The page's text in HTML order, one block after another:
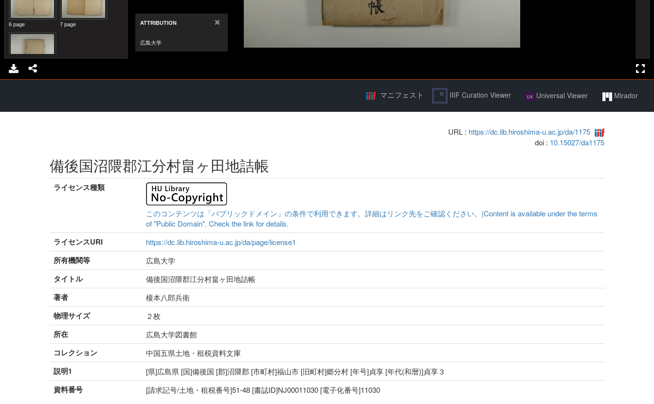
マニフェスト IIIF Curation Viewer Universal Viewer Mirador
URL : https://dc.lib.hiroshima-u.ac.jp/da/1175
doi : 10.15027/da1175
備後国沼隈郡江分村畠ヶ田地詰帳
ライセンス種類
このコンテンツは「パブリックドメイン」の条件で利用できます。詳細はリンク先をご確認ください。|Content is available under the terms
of "Public Domain". Check the link for details.
ライセンスURI https://dc.lib.hiroshima-u.ac.jp/da/page/license1
所有機関等 広島大学
タイトル 備後国沼隈郡江分村畠ヶ田地詰帳
著者 榎本八郎兵衛
物理サイズ ２枚
所在 広島大学図書館
コレクション 中国五県土地・租税資料文庫
説明1 [県]広島県 [国]備後国 [郡]沼隈郡 [市町村]福山市 [旧町村]郷分村 [年号]貞享 [年代(和暦)]貞享３
資料番号 [請求記号/土地・租税番号]51-48 [書誌ID]NJ00011030 [電子化番号]11030